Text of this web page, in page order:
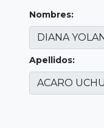
Nombres:
Apellidos: